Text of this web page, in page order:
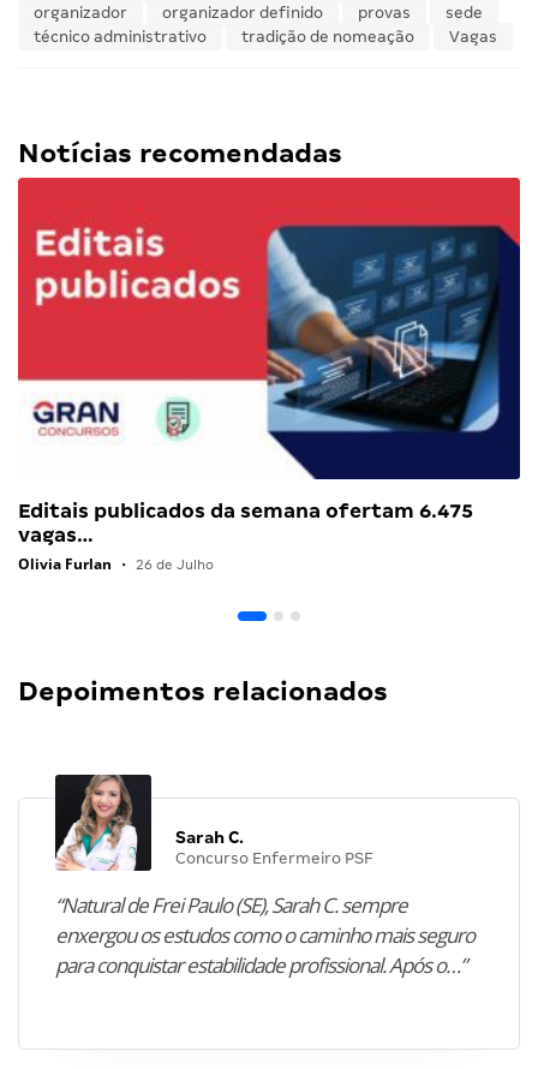
organizador organizador definido provas
sede
técnico administrativo
tradição de nomeação Vagas
Notícias recomendadas
Editais publicados da semana ofertam 6.475
vagas…
Olivia Furlan • 26 de Julho
Depoimentos relacionados
Sarah C.
Concurso Enfermeiro PSF
“Natural de Frei Paulo (SE), Sarah C. sempre
enxergou os estudos como o caminho mais seguro
para conquistar estabilidade profissional. Após o…”